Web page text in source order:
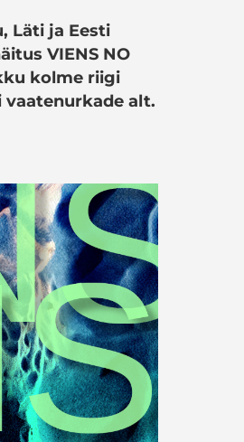
Läti ja Eesti
VIENS NO
kolme riigi
alt.